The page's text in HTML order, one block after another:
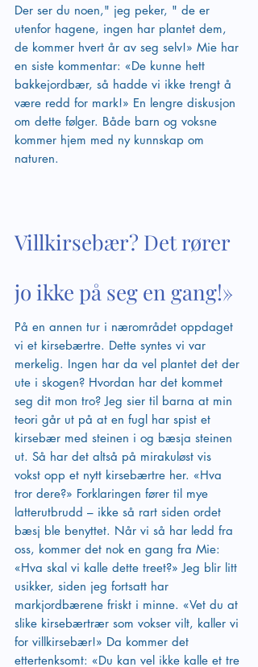
Der ser du noen," jeg peker, " de er
utenfor hagene, ingen har plantet dem,
de kommer hvert år av seg selv!» Mie har
en siste kommentar: «De kunne hett
bakkejordbær, så hadde vi ikke trengt å
være redd for mark!» En lengre diskusjon
om dette følger. Både barn og voksne
kommer hjem med ny kunnskap om
naturen.
Villkirsebær? Det rører
jo ikke på seg en gang!»
På en annen tur i nærområdet oppdaget
vi et kirsebærtre. Dette syntes vi var
merkelig. Ingen har da vel plantet det der
ute i skogen? Hvordan har det kommet
seg dit mon tro? Jeg sier til barna at min
teori går ut på at en fugl har spist et
kirsebær med steinen i og bæsja steinen
ut. Så har det altså på mirakuløst vis
vokst opp et nytt kirsebærtre her. «Hva
tror dere?» Forklaringen fører til mye
latterutbrudd – ikke så rart siden ordet
bæsj ble benyttet. Når vi så har ledd fra
oss, kommer det nok en gang fra Mie:
«Hva skal vi kalle dette treet?» Jeg blir litt
usikker, siden jeg fortsatt har
markjordbærene friskt i minne. «Vet du at
slike kirsebærtrær som vokser vilt, kaller vi
for villkirsebær!» Da kommer det
ettertenksomt: «Du kan vel ikke kalle et tre